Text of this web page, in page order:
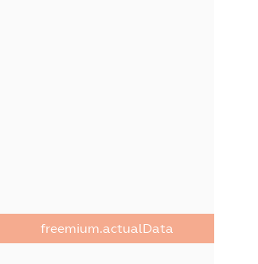
freemium.actualData